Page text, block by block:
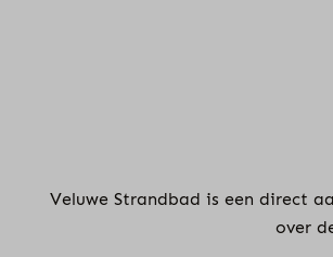
Veluwe Strandbad is een direct
over